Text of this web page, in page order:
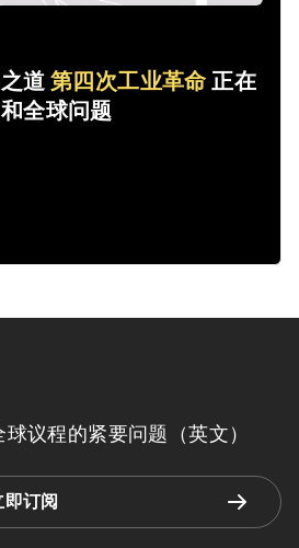
道第四次工业革命正在
全球问题
议程的紧要问题（英文）
即订阅